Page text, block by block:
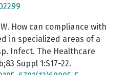
How can compliance with
in specialized areas of a
Infect. The Healthcare
Suppl 1:S17-22.